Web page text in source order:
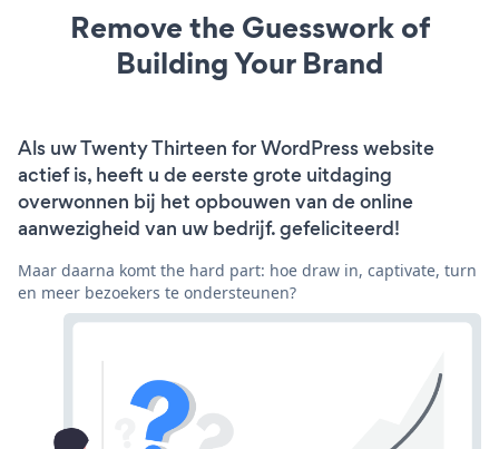
Remove the Guesswork of
Building Your Brand
Als uw Twenty Thirteen for WordPress website
actief is, heeft u de eerste grote uitdaging
overwonnen bij het opbouwen van de online
aanwezigheid van uw bedrijf. gefeliciteerd!
Maar daarna komt the hard part: hoe draw in, captivate, turn
en meer bezoekers te ondersteunen?